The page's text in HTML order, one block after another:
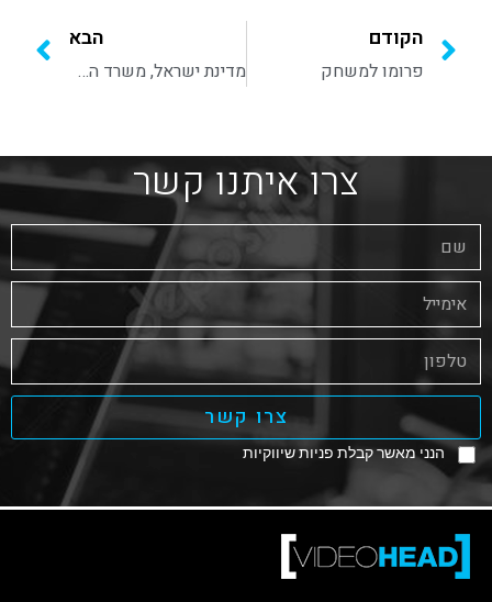
הקודם
פרומו למשחק
הבא
מדינת ישראל, משרד החוץ
צרו איתנו קשר
הנני מאשר קבלת פניות שיווקיות
צרו קשר